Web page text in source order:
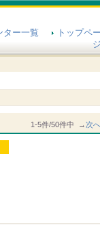
ター一覧
トップペー
ジ
1-5件/50件中 →次へ